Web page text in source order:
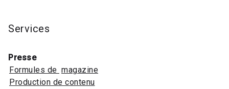
Services
Presse
Formules de magazine
Production de contenu